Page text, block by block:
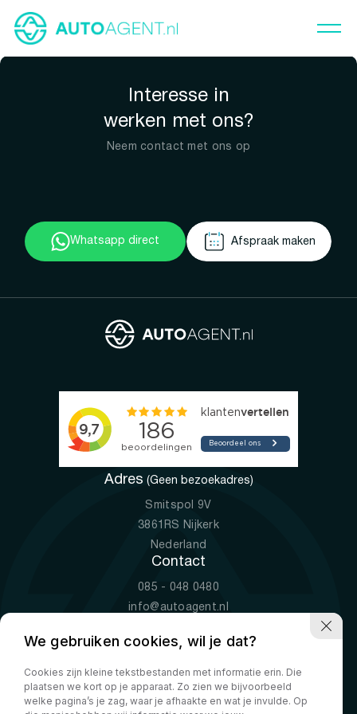
Interesse in
werken met ons?
Neem contact met ons op
Whatsapp direct Afspraak maken
Adres (Geen bezoekadres)
Smitspol 9V
3861RS Nijkerk
Nederland
Contact
085 - 048 0480
info@autoagent.nl
Openingstijden
Ma-Vr
09:00 - 19:00
Za
10:00 - 17:00
We gebruiken cookies, wil je dat?
Cookies zijn kleine tekstbestanden met informatie erin. Die
plaatsen we kort op je apparaat. Zo zien we bijvoorbeeld
welke pagina’s je zag, waar je afhaakte en wat je invulde. Op